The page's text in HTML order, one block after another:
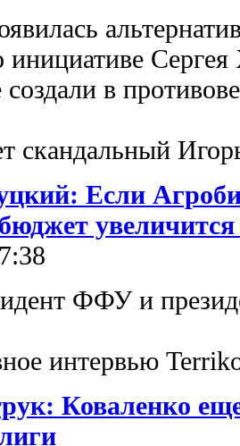
инициативе
в
скандальный
Если
увеличится
ФФУ и
интервью
Коваленко